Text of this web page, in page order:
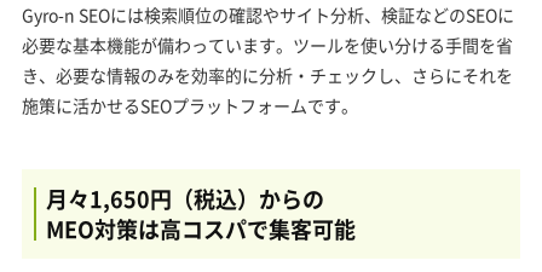
Gyro-n SEOには検索順位の確認やサイト分析、検証などのSEOに
必要な基本機能が備わっています。ツールを使い分ける手間を省
き、必要な情報のみを効率的に分析・チェックし、さらにそれを
施策に活かせるSEOプラットフォームです。
月々1,650円（税込）からの
MEO対策は高コスパで集客可能